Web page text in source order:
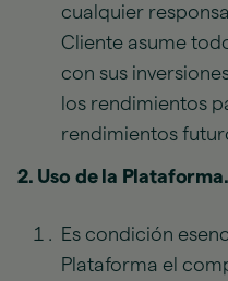
cualquier
Cliente asume
con sus
los rendimientos
rendimientos
2. Uso de la
Es condición
Plataforma el